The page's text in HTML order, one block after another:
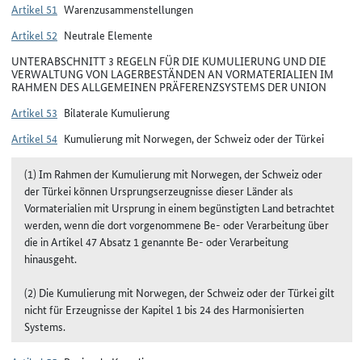
Artikel 51 Warenzusammenstellungen
Artikel 52 Neutrale Elemente
UNTERABSCHNITT 3 REGELN FÜR DIE KUMULIERUNG UND DIE
VERWALTUNG VON LAGERBESTÄNDEN AN VORMATERIALIEN IM
RAHMEN DES ALLGEMEINEN PRÄFERENZSYSTEMS DER UNION
Artikel 53 Bilaterale Kumulierung
Artikel 54 Kumulierung mit Norwegen, der Schweiz oder der Türkei
(1) Im Rahmen der Kumulierung mit Norwegen, der Schweiz oder
der Türkei können Ursprungserzeugnisse dieser Länder als
Vormaterialien mit Ursprung in einem begünstigten Land betrachtet
werden, wenn die dort vorgenommene Be- oder Verarbeitung über
die in Artikel 47 Absatz 1 genannte Be- oder Verarbeitung
hinausgeht.
(2) Die Kumulierung mit Norwegen, der Schweiz oder der Türkei gilt
nicht für Erzeugnisse der Kapitel 1 bis 24 des Harmonisierten
Systems.